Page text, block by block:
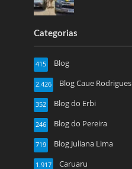
Categorias
Blog
415
Blog Caue Rodrigues
2.426
Blog do Erbi
352
Blog do Pereira
246
Blog Juliana Lima
719
Caruaru
1.917